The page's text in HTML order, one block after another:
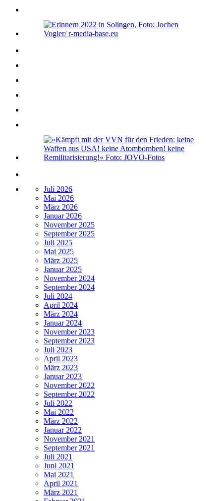
Juli 2026
Mai 2026
März 2026
Januar 2026
November 2025
September 2025
Juli 2025
Mai 2025
März 2025
Januar 2025
November 2024
September 2024
Juli 2024
April 2024
März 2024
Januar 2024
November 2023
September 2023
Juli 2023
April 2023
März 2023
Januar 2023
November 2022
September 2022
Juli 2022
Mai 2022
März 2022
Januar 2022
November 2021
September 2021
Juli 2021
Juni 2021
Mai 2021
April 2021
März 2021